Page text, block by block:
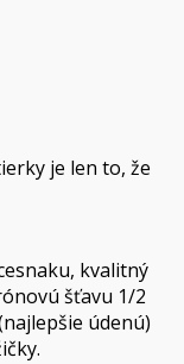
je len to, že
kvalitný
šťavu 1/2
údenú)